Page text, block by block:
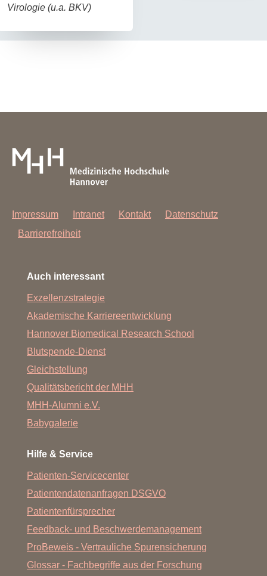
Virologie (u.a. BKV)
Impressum Intranet Kontakt
Datenschutz
Barrierefreiheit
Auch interessant
Exzellenzstrategie
Akademische Karriereentwicklung
Hannover Biomedical Research School
Blutspende-Dienst
Gleichstellung
Qualitätsbericht der MHH
MHH-Alumni e.V.
Babygalerie
Hilfe & Service
Patienten-Servicecenter
Patientendatenanfragen DSGVO
Patientenfürsprecher
Feedback- und Beschwerdemanagement
ProBeweis - Vertrauliche Spurensicherung
Glossar - Fachbegriffe aus der Forschung